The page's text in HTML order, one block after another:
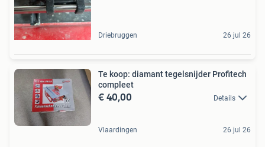
Driebruggen 26 jul 26
Te koop: diamant tegelsnijder Profitech
compleet
€ 40,00 Details
Vlaardingen 26 jul 26